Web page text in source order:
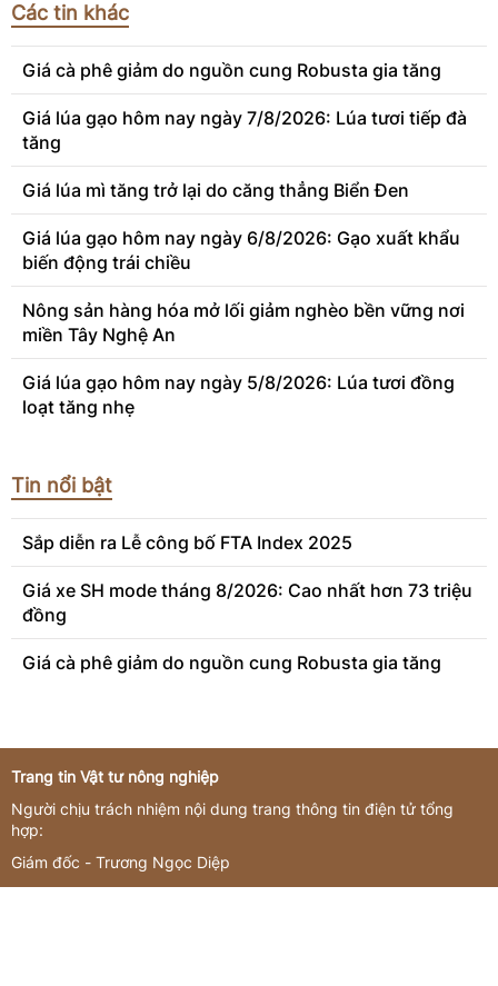
Các tin khác
Giá cà phê giảm do nguồn cung Robusta gia tăng
Giá lúa gạo hôm nay ngày 7/8/2026: Lúa tươi tiếp đà
tăng
Giá lúa mì tăng trở lại do căng thẳng Biển Đen
Giá lúa gạo hôm nay ngày 6/8/2026: Gạo xuất khẩu
biến động trái chiều
Nông sản hàng hóa mở lối giảm nghèo bền vững nơi
miền Tây Nghệ An
Giá lúa gạo hôm nay ngày 5/8/2026: Lúa tươi đồng
loạt tăng nhẹ
Tin nổi bật
Sắp diễn ra Lễ công bố FTA Index 2025
Giá xe SH mode tháng 8/2026: Cao nhất hơn 73 triệu
đồng
Giá cà phê giảm do nguồn cung Robusta gia tăng
Trang tin Vật tư nông nghiệp
Người chịu trách nhiệm nội dung trang thông tin điện tử tổng
hợp:
Giám đốc - Trương Ngọc Diệp